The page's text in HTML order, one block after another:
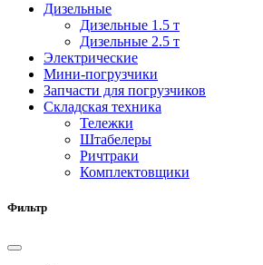
Дизельные
Дизельные 1.5 т
Дизельные 2.5 т
Электрические
Мини-погрузчики
Запчасти для погрузчиков
Складская техника
Тележки
Штабелеры
Ричтраки
Комплектовщики
Фильтр